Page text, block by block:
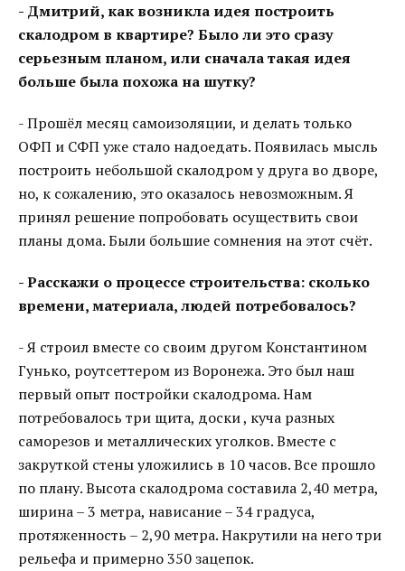
- Дмитрий, как возникла идея построить
скалодром в квартире? Было ли это сразу
серьезным планом, или сначала такая идея
больше была похожа на шутку?
- Прошёл месяц самоизоляции, и делать только
ОФП и СФП уже стало надоедать. Появилась мысль
построить небольшой скалодром у друга во дворе,
но, к сожалению, это оказалось невозможным. Я
принял решение попробовать осуществить свои
планы дома. Были большие сомнения на этот счёт.
- Расскажи о процессе строительства: сколько
времени, материала, людей потребовалось?
- Я строил вместе со своим другом Константином
Гунько, роутсеттером из Воронежа. Это был наш
первый опыт постройки скалодрома. Нам
потребовалось три щита, доски , куча разных
саморезов и металлических уголков. Вместе с
закруткой стены уложились в 10 часов. Все прошло
по плану. Высота скалодрома составила 2,40 метра,
ширина – 3 метра, нависание – 34 градуса,
протяженность – 2,90 метра. Накрутили на него три
рельефа и примерно 350 зацепок.